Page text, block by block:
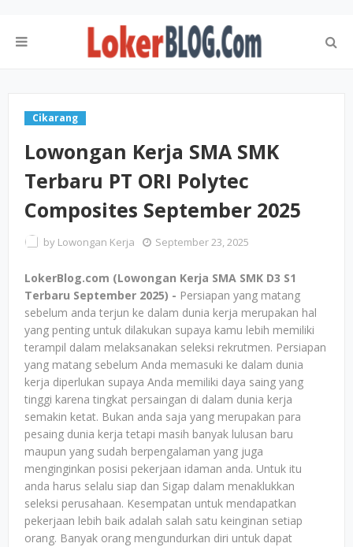
Cikarang
Lowongan Kerja SMA SMK
Terbaru PT ORI Polytec
Composites September 2025
by Lowongan Kerja September 23, 2025
LokerBlog.com (Lowongan Kerja SMA SMK D3 S1
Terbaru September 2025) - Persiapan yang matang
sebelum anda terjun ke dalam dunia kerja merupakan hal
yang penting untuk dilakukan supaya kamu lebih memiliki
terampil dalam melaksanakan seleksi rekrutmen. Persiapan
yang matang sebelum Anda memasuki ke dalam dunia
kerja diperlukan supaya Anda memiliki daya saing yang
tinggi karena tingkat persaingan di dalam dunia kerja
semakin ketat. Bukan anda saja yang merupakan para
pesaing dunia kerja tetapi masih banyak lulusan baru
maupun yang sudah berpengalaman yang juga
menginginkan posisi pekerjaan idaman anda. Untuk itu
anda harus selalu siap dan Sigap dalam menaklukkan
seleksi perusahaan. Kesempatan untuk mendapatkan
pekerjaan lebih baik adalah salah satu keinginan setiap
orang. Banyak orang mengundurkan diri untuk dapat